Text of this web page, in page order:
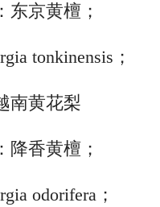
东京黄檀；
tonkinensis；
南黄花梨
降香黄檀；
odorifera；